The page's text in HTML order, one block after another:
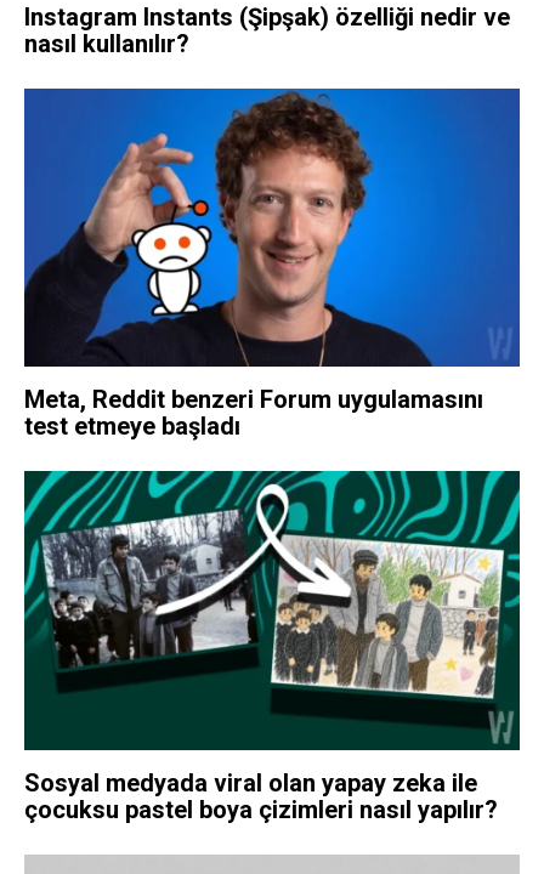
Instagram Instants (Şipşak) özelliği nedir ve
nasıl kullanılır?
Meta, Reddit benzeri Forum uygulamasını
test etmeye başladı
Sosyal medyada viral olan yapay zeka ile
çocuksu pastel boya çizimleri nasıl yapılır?